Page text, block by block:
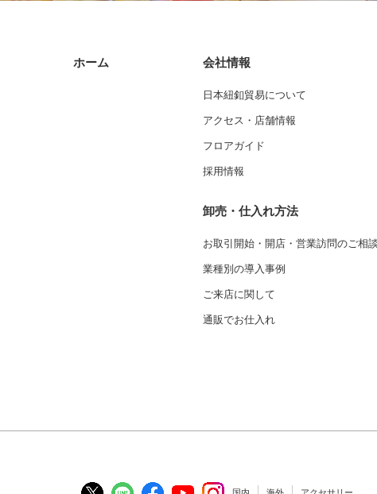
ホーム 会社情報
日本紐釦貿易について
アクセス・店舗情報
フロアガイド
採用情報
卸売・仕入れ方法
お取引開始・開店・営業訪問のご相談
業種別の導入事例
ご来店に関して
通販でお仕入れ